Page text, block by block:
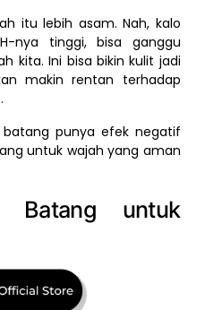
itu lebih asam. Nah, kalo
nya tinggi, bisa ganggu
kita. Ini bisa bikin kulit jadi
makin rentan terhadap
punya efek negatif
untuk wajah yang aman
Batang untuk